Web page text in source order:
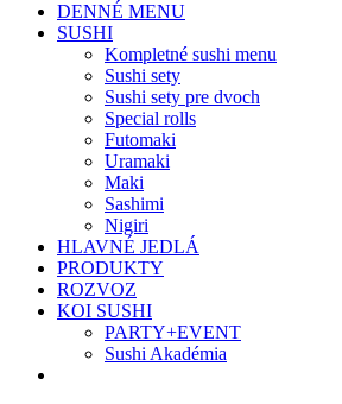
DENNÉ MENU
SUSHI
Kompletné sushi menu
Sushi sety
Sushi sety pre dvoch
Special rolls
Futomaki
Uramaki
Maki
Sashimi
Nigiri
HLAVNÉ JEDLÁ
PRODUKTY
ROZVOZ
KOI SUSHI
PARTY+EVENT
Sushi Akadémia